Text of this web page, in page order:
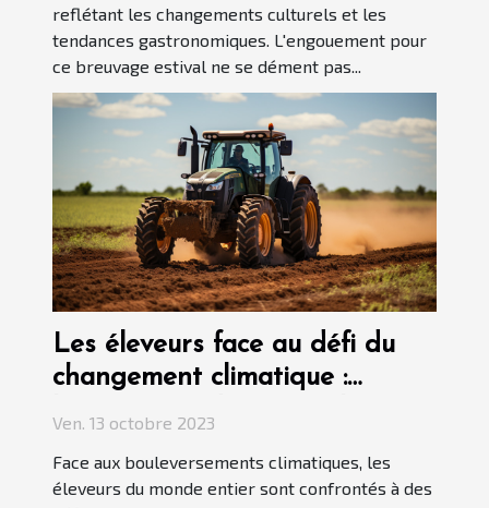
reflétant les changements culturels et les
tendances gastronomiques. L'engouement pour
ce breuvage estival ne se dément pas...
Les éleveurs face au défi du
changement climatique :
l'importance du matériel
Ven. 13 octobre 2023
Face aux bouleversements climatiques, les
éleveurs du monde entier sont confrontés à des